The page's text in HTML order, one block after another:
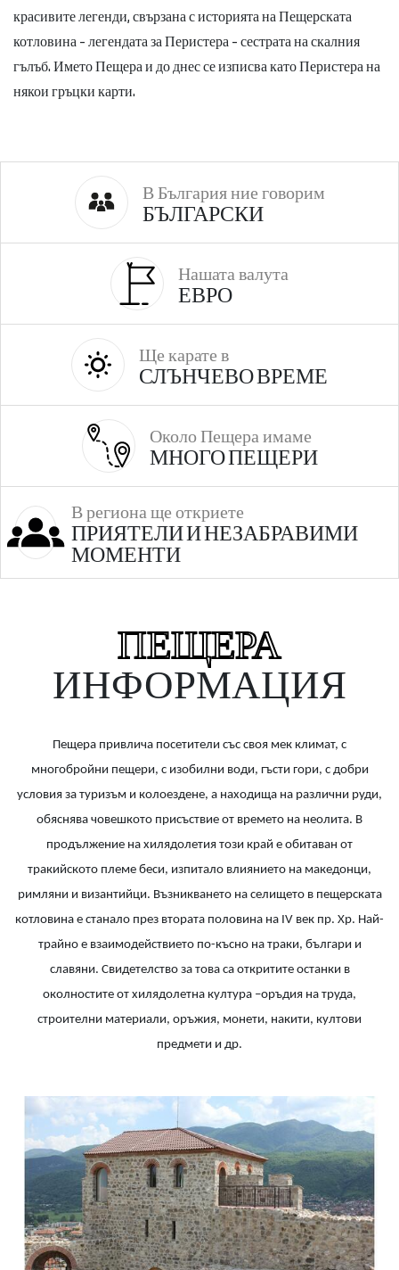
красивите легенди, свързана с историята на Пещерската
котловина – легендата за Перистера – сестрата на скалния
гълъб. Името Пещера и до днес се изписва като Перистера на
някои гръцки карти.
В България ние говорим
БЪЛГАРСКИ
Нашата валута
ЕВРО
Ще карате в
СЛЪНЧЕВО ВРЕМЕ
Около Пещера имаме
МНОГО ПЕЩЕРИ
В региона ще откриете
ПРИЯТЕЛИ И НЕЗАБРАВИМИ
МОМЕНТИ
ПЕЩЕРА
ИНФОРМАЦИЯ
Пещера привлича посетители със своя мек климат, с
многобройни пещери, с изобилни води, гъсти гори, с добри
условия за туризъм и колоездене, а нахо­дища на различни руди,
обяснява човешкото присъствие от времето на неолита. В
продължение на хилядолетия този край е обитаван от
тракийското племе беси, изпитало влиянието на македонци,
римляни и византийци. Възникването на селището в пещерската
котловина е станало през втората половина на IV век пр. Хр. Най-
трайно е взаимодействието по-късно на траки, българи и
славяни. Свидетелство за това са откритите останки в
околностите от хилядолетна култура –оръдия на труда,
строителни материали, оръжия, монети, накити, култови
предмети и др.